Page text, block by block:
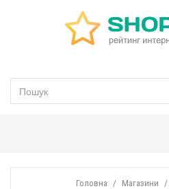
Головна Магазини